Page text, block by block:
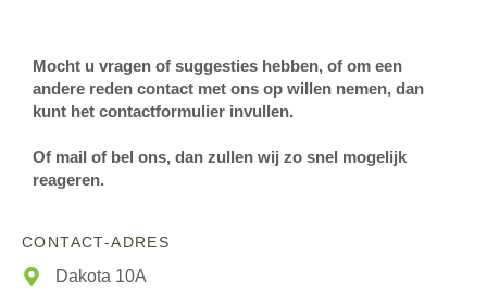
Mocht u vragen of suggesties hebben, of om een
andere reden contact met ons op willen nemen, dan
kunt het contactformulier invullen.
Of mail of bel ons, dan zullen wij zo snel mogelijk
reageren.
CONTACT-ADRES
Dakota 10A